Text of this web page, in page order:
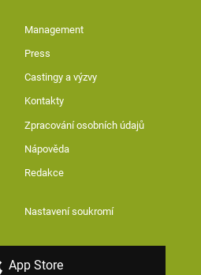
Management
Press
Castingy a výzvy
Kontakty
Zpracování osobních údajů
Nápověda
Redakce
Nastavení soukromí
App Store